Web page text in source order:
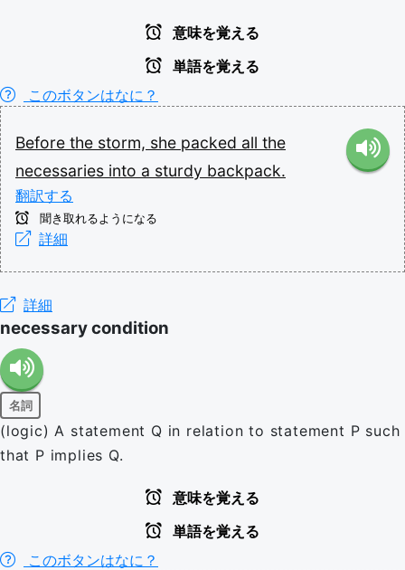
意味を覚える
単語を覚える
このボタンはなに？
Before the storm, she packed all the
necessaries into a sturdy backpack.
翻訳する
聞き取れるようになる
詳細
詳細
necessary condition
名詞
(logic) A statement Q in relation to statement P such
that P implies Q.
意味を覚える
単語を覚える
このボタンはなに？